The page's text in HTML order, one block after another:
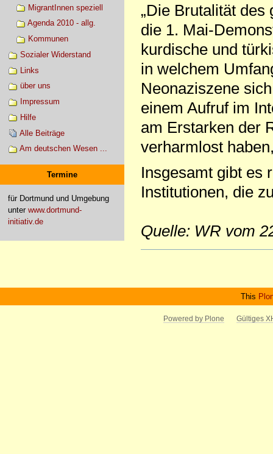
MigrantInnen speziell
Agenda 2010 - allg.
Kommunen
Sozialer Widerstand
Links
über uns
Impressum
Hilfe
Alle Beiträge
Am deutschen Wesen ...
Termine
für Dortmund und Umgebung
unter www.dortmund-
initiativ.de
„Die Brutalität
die 1. Mai-
kurdische und
in welchem
Neonaziszene
einem Aufruf im
am Erstarken der
verharmlost
Insgesamt gibt es
Institutionen, die
Quelle: WR vom
This
Powered by Plone Gültiges